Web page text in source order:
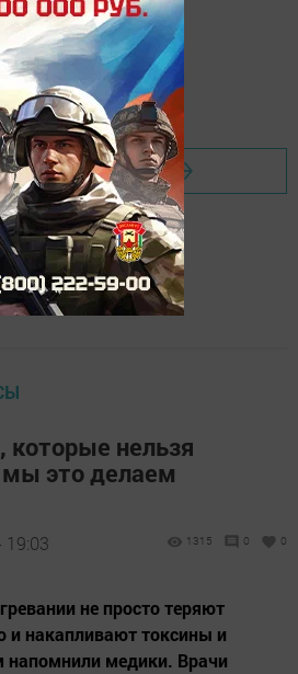
MАХ:
нашДзен-канал
страницу новости
которые нельзя
мы это делаем
19:03 1315 0 0
не просто теряют
и накапливают токсины и
напомнили медики. Врачи